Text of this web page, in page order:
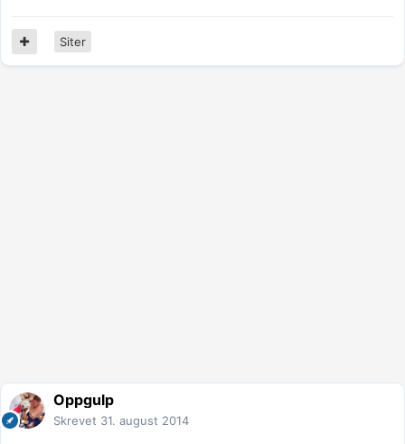
Siter
Oppgulp
Skrevet 31. august 2014